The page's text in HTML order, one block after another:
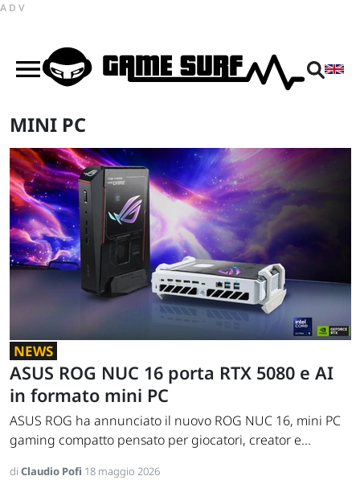
ADV
MINI PC
NEWS
ASUS ROG NUC 16 porta RTX 5080 e AI
in formato mini PC
ASUS ROG ha annunciato il nuovo ROG NUC 16, mini PC
gaming compatto pensato per giocatori, creator e...
di Claudio Pofi 18 maggio 2026